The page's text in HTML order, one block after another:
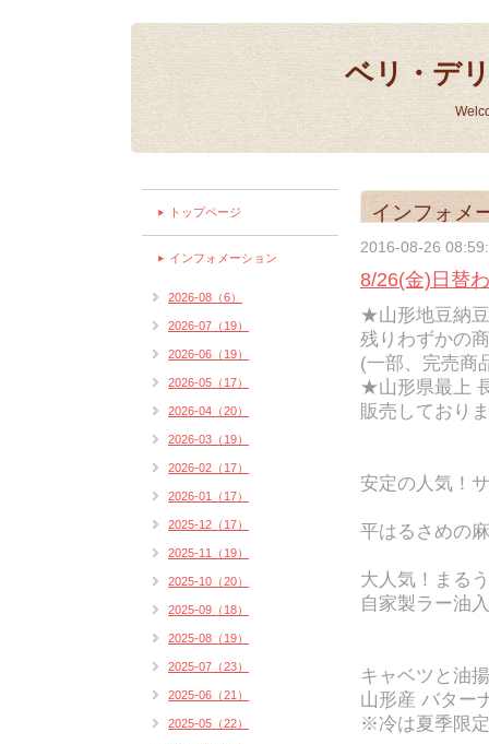
ベリ・デ
インフォメ
2016-08-26
8/26(金)日替
★山形地豆納
残りわずかの
(一部、完売商
★山形県最上
販売しており
安定の人気！
平はるさめの
大人気！まる
自家製ラー油
キャベツと油
山形産 バター
※冷は夏季限定
トップページ
インフォメーション
2026-08（6）
2026-07（19）
2026-06（19）
2026-05（17）
2026-04（20）
2026-03（19）
2026-02（17）
2026-01（17）
2025-12（17）
2025-11（19）
2025-10（20）
2025-09（18）
2025-08（19）
2025-07（23）
2025-06（21）
2025-05（22）